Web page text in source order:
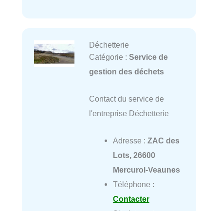
Déchetterie
Catégorie : Service de
gestion des déchets
Contact du service de
l'entreprise Déchetterie
Adresse : ZAC des
Lots, 26600
Mercurol-Veaunes
Téléphone :
Contacter